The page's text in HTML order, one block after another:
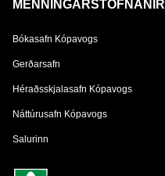
MENNINGARSTOFNANIR
Bókasafn Kópavogs
Gerðarsafn
Héraðsskjalasafn Kópavogs
Náttúrusafn Kópavogs
Salurinn